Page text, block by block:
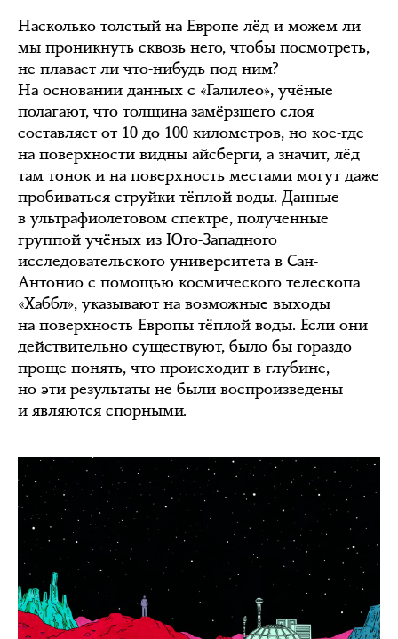
Насколько толстый на Европе лёд и можем ли
мы проникнуть сквозь него, чтобы посмотреть,
не плавает ли что-нибудь под ним?
На основании данных с «Галилео», учёные
полагают, что толщина замёрзшего слоя
составляет от 10 до 100 километров, но кое-где
на поверхности видны айсберги, а значит, лёд
там тонок и на поверхность местами могут даже
пробиваться струйки тёплой воды. Данные
в ультрафиолетовом спектре, полученные
группой учёных из Юго-Западного
исследовательского университета в Сан-
Антонио с помощью космического телескопа
«Хаббл», указывают на возможные выходы
на поверхность Европы тёплой воды. Если они
действительно существуют, было бы гораздо
проще понять, что происходит в глубине,
но эти результаты не были воспроизведены
и являются спорными.